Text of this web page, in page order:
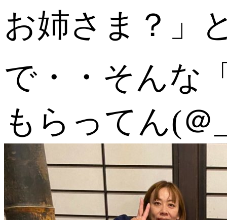
お姉さま？」
で・・そんな
もらってん(＠